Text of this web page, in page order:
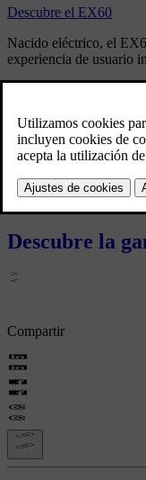
Descubre el EX60
Nacido eléctrico, el
experiencia de usuario
El EX60 se fabricará
Descubre la
Compartir